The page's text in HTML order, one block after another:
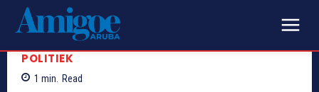
POLITIEK
1 min. Read